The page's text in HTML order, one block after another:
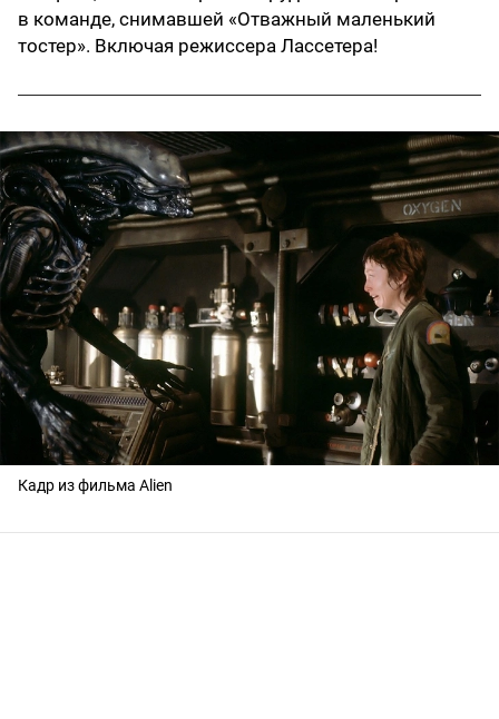
в команде, снимавшей «Отважный маленький
тостер». Включая режиссера Лассетера!
Кадр из фильма Alien